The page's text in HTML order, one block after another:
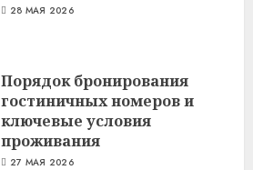
28 МАЯ 2026
Порядок бронирования
гостиничных номеров и
ключевые условия
проживания
27 МАЯ 2026